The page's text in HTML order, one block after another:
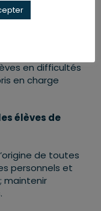
particulière
en difficultés
en charge
élèves de
de toutes
personnels et
maintenir